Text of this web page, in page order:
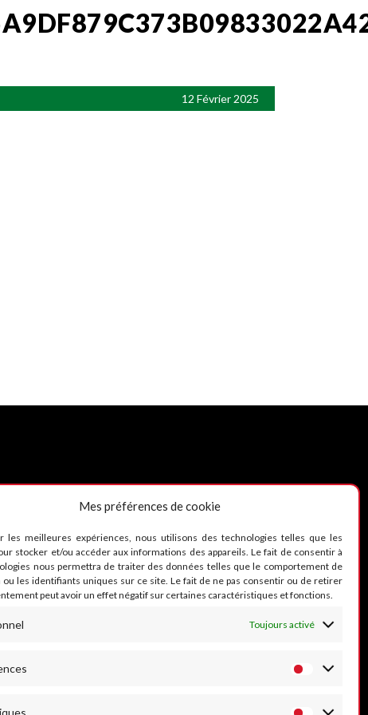
Mes préférences de cookie
les meilleures expériences, nous utilisons des technologies telles que les
stocker et/ou accéder aux informations des appareils. Le fait de consentir à
nous permettra de traiter des données telles que le comportement de
ou les identifiants uniques sur ce site. Le fait de ne pas consentir ou de retirer
peut avoir un effet négatif sur certaines caractéristiques et fonctions.
Toujours activé
12 Février 2025